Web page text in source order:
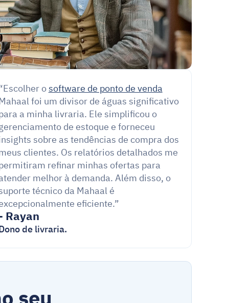
o software de ponto de venda
foi um divisor de águas significativo
a minha livraria. Ele simplificou o
de estoque e forneceu
sobre as tendências de compra dos
clientes. Os relatórios detalhados me
refinar minhas ofertas para
melhor à demanda. Além disso, o
técnico da Mahaal é
eficiente.”
Rayan
de livraria.